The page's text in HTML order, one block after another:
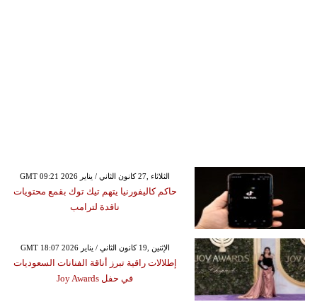
GMT 09:21 2026 الثلاثاء ,27 كانون الثاني / يناير
حاكم كاليفورنيا يتهم تيك توك بقمع محتويات
ناقدة لترامب
GMT 18:07 2026 الإثنين ,19 كانون الثاني / يناير
إطلالات راقية تبرز أناقة الفنانات السعوديات
في حفل Joy Awards